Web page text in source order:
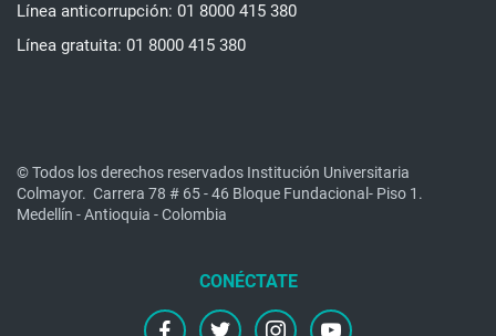
Línea anticorrupción: 01 8000 415 380
Línea gratuita: 01 8000 415 380
© Todos los derechos reservados Institución Universitaria
Colmayor. Carrera 78 # 65 - 46 Bloque Fundacional- Piso 1.
Medellín - Antioquia - Colombia